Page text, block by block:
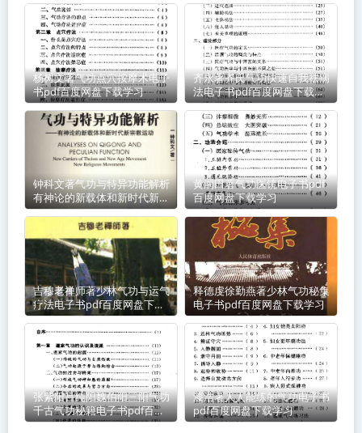
杨树文著气功点穴按摩术电子
书pdf百度网盘下载学习
齐永著齐氏气功快速自我祛病
法电子书pdf百度网盘下载学
习
钟科文著气功与特异功能解析
有神论的新载体和新时代新宗
教运动电子书pdf百度网盘下
黄润田著气功医镜电子书pdf
百度网盘下载学习
吉穆老禅师著少林气功与运气
疗法电子书pdf百度网盘下载
学习
释德虔徐勤燕著少林气功秘集
电子书pdf百度网盘下载学习
张紫阳吕纯阳魏伯阳三阳气功
千古气功秘籍电子书pdf百度
网盘下载学习
漆浩著人人能练的气功电子书
pdf百度网盘下载学习